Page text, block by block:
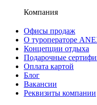
Компания
Офисы продаж
О туроператоре
Концепции отдыха
Подарочные
Оплата картой
Блог
Вакансии
Реквизиты компании